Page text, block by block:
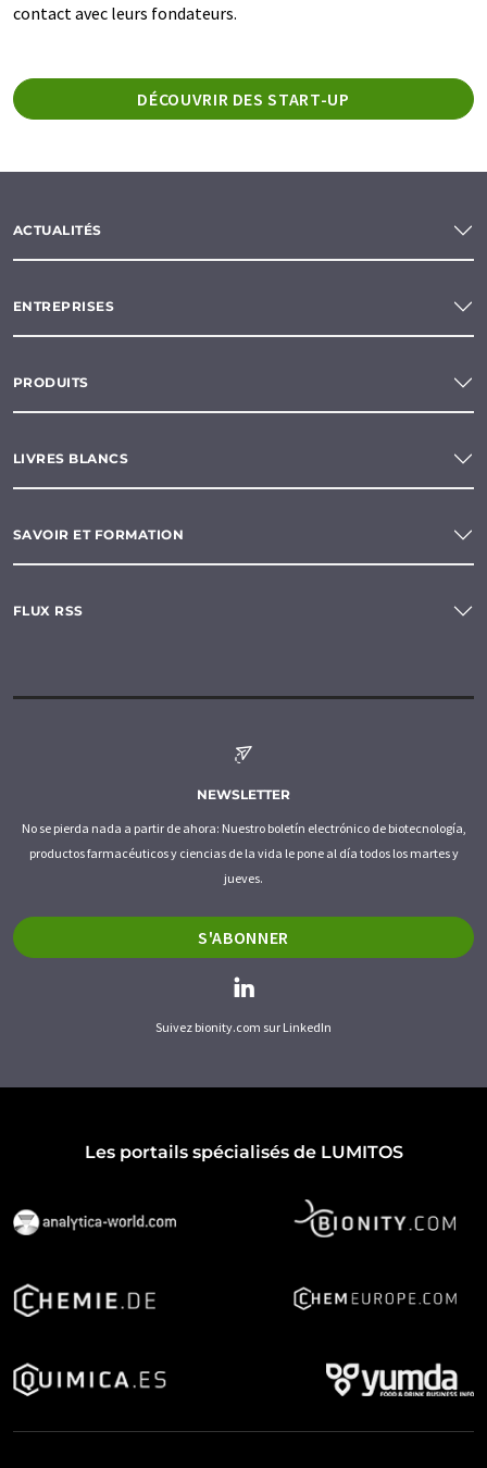
contact avec leurs fondateurs.
DÉCOUVRIR DES START-UP
ACTUALITÉS
ENTREPRISES
PRODUITS
LIVRES BLANCS
SAVOIR ET FORMATION
FLUX RSS
NEWSLETTER
No se pierda nada a partir de ahora: Nuestro boletín electrónico de biotecnología,
productos farmacéuticos y ciencias de la vida le pone al día todos los martes y
jueves.
S'ABONNER
Suivez bionity.com sur LinkedIn
Les portails spécialisés de LUMITOS